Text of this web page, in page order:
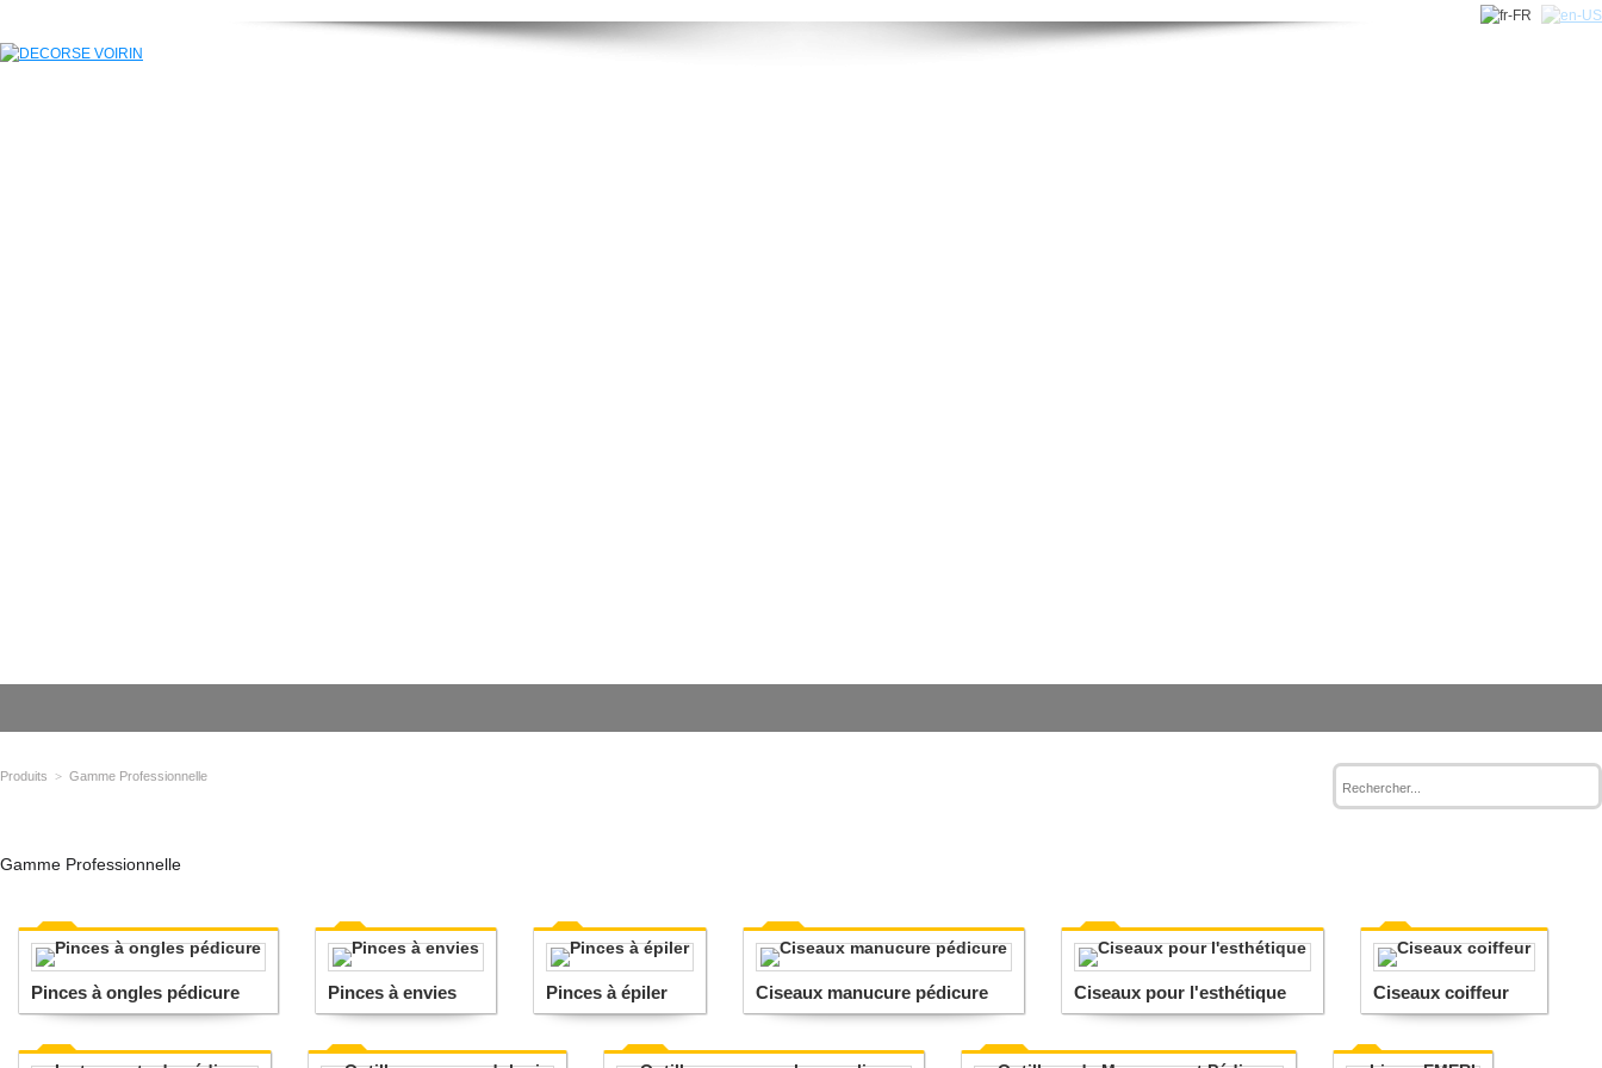
Produits > Gamme Professionnelle
Gamme Professionnelle
Pinces à ongles pédicure Pinces à envies Pinces à épiler Ciseaux manucure pédicure Ciseaux pour l'esthétique Ciseaux coiffeur